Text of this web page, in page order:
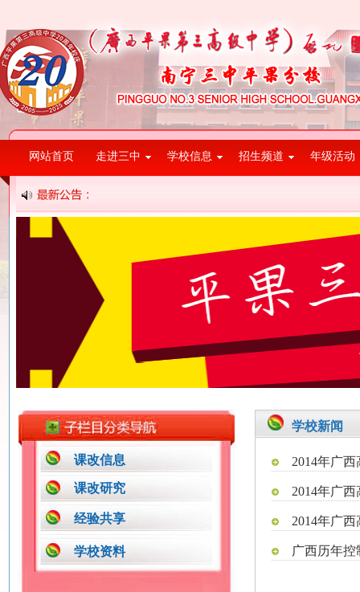
网站首页 走进三中 学校信息 招生频道 年级活动
课改信息
课改研究
经验共享
学校资料
学校新闻
2014年广
2014年广
2014年广
广西历年控